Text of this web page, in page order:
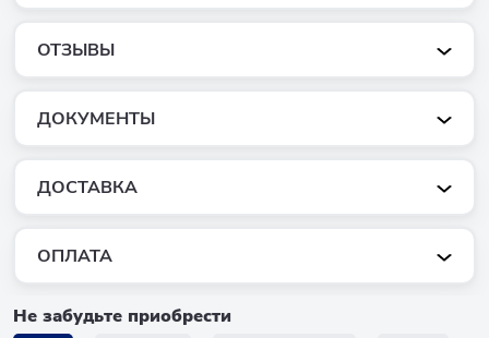
ОТЗЫВЫ
ДОКУМЕНТЫ
ДОСТАВКА
ОПЛАТА
Не забудьте приобрести